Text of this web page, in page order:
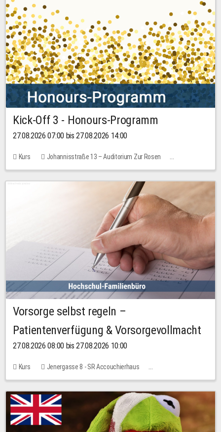
Kick-Off 3 - Honours-Programm
27.08.2026 07:00 bis 27.08.2026 14:00
Kurs
Johannisstraße 13 – Auditorium Zur Rosen
11 Plätze
Vorsorge selbst regeln –
Patientenverfügung & Vorsorgevollmacht
27.08.2026 08:00 bis 27.08.2026 10:00
Kurs
Jenergasse 8 - SR Accouchierhaus
Keine freien Plätze